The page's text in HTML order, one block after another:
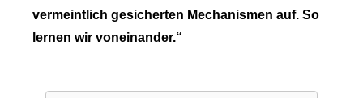
vermeintlich gesicherten Mechanismen auf. So
lernen wir voneinander.“